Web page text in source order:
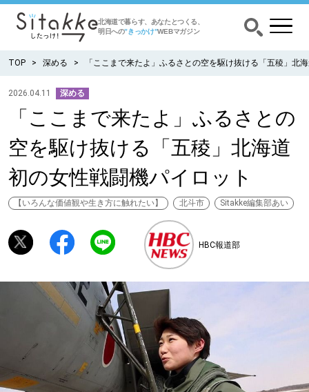
北海道で暮らす、あなたとつくる、
明日への”きっかけ”WEBマガジン
CATEGORY カテゴリー
食べる
出かける
暮らす
深める
ゆるむ
TOP 深める 「ここまで来たよ」ふるさとの空を駆け抜ける「五稜」北
2026.04.11 深める
「ここまで来たよ」ふるさとの
空を駆け抜ける「五稜」北海道
初の女性戦闘機パイロット
【いろんな価値観や生き方に触れたい】 北斗市 Sitakke編集部あい
HBC報道部